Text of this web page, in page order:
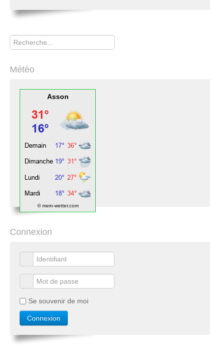
Rechercher
Météo
Asson
© mein-wetter.com
Connexion
Se souvenir de moi